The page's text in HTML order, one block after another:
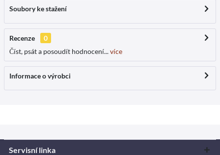
Soubory ke stažení
Recenze
0
Číst, psát a posoudít hodnocení...více
Informace o výrobci
Servisní linka